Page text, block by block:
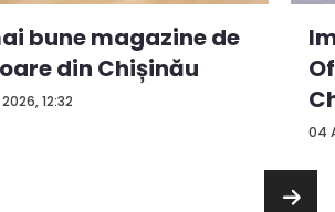
12:32
bune magazine de
din Chișinău
04